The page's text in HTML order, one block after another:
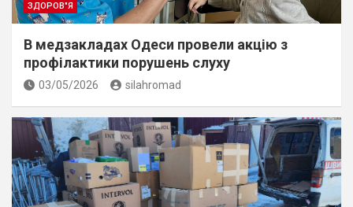
ЗДОРОВ"Я
В медзакладах Одеси провели акцію з
профілактики порушень слуху
03/05/2026 silahromad